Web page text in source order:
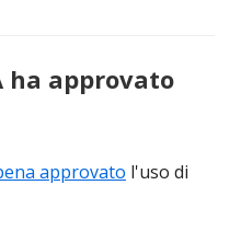
ha approvato
approvato l'uso di